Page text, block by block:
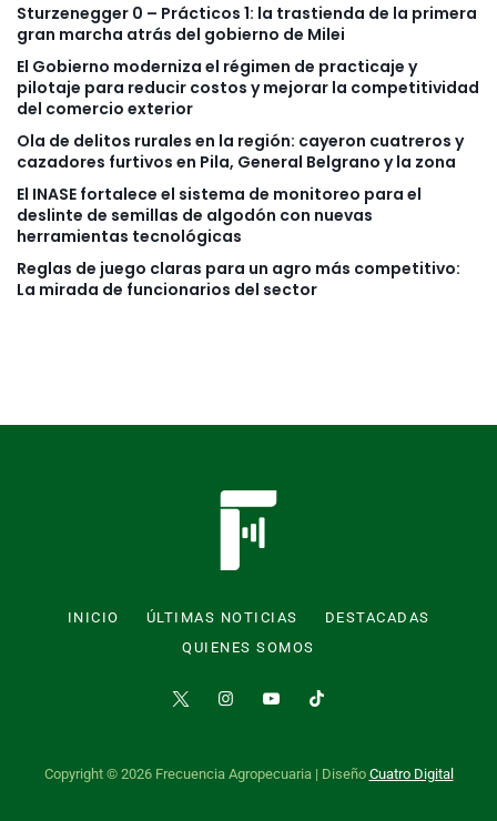
Sturzenegger 0 – Prácticos 1: la trastienda de la primera
gran marcha atrás del gobierno de Milei
El Gobierno moderniza el régimen de practicaje y
pilotaje para reducir costos y mejorar la competitividad
del comercio exterior
Ola de delitos rurales en la región: cayeron cuatreros y
cazadores furtivos en Pila, General Belgrano y la zona
El INASE fortalece el sistema de monitoreo para el
deslinte de semillas de algodón con nuevas
herramientas tecnológicas
Reglas de juego claras para un agro más competitivo:
La mirada de funcionarios del sector
INICIO ÚLTIMAS NOTICIAS
DESTACADAS
QUIENES SOMOS
Copyright © 2026 Frecuencia Agropecuaria | Diseño Cuatro Digital